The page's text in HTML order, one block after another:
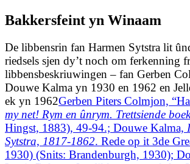
Bakkersfeint yn Winaam
De libbensrin fan Harmen Sytstra lit
riedsels sjen dy’t noch om ferkenning
libbensbeskriuwingen – fan Gerben
Douwe Kalma yn 1930 en 1962 en
ek yn 1962Gerben Piters Colmjon,
my net! Rym en ûnrym. Trettsiende boek
Hingst, 1883), 49-94.; Douwe Kalma,
Sytstra, 1817-1862. Rede op it 3de
1930) (Snits: Brandenburgh, 1930);